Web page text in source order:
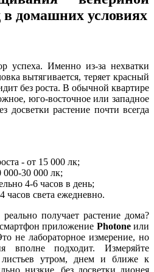
в домашних условиях
успеха. Именно из-за нехватки
вытягивается, теряет красный
без роста. В обычной квартире
юго-восточное или западное
досветки растение почти всегда
- от 15 000 лк;
30 000 лк;
4-6 часов в день;
часов света ежедневно.
получает растение дома?
приложение Photoneили
не лабораторное измерение, но
вполне подходит. Измеряйте
листьев утром, днем и ближе к
низкие, без досветки дионея